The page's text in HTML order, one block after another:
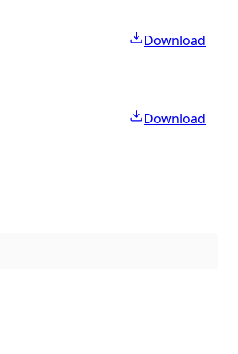
Download
Download